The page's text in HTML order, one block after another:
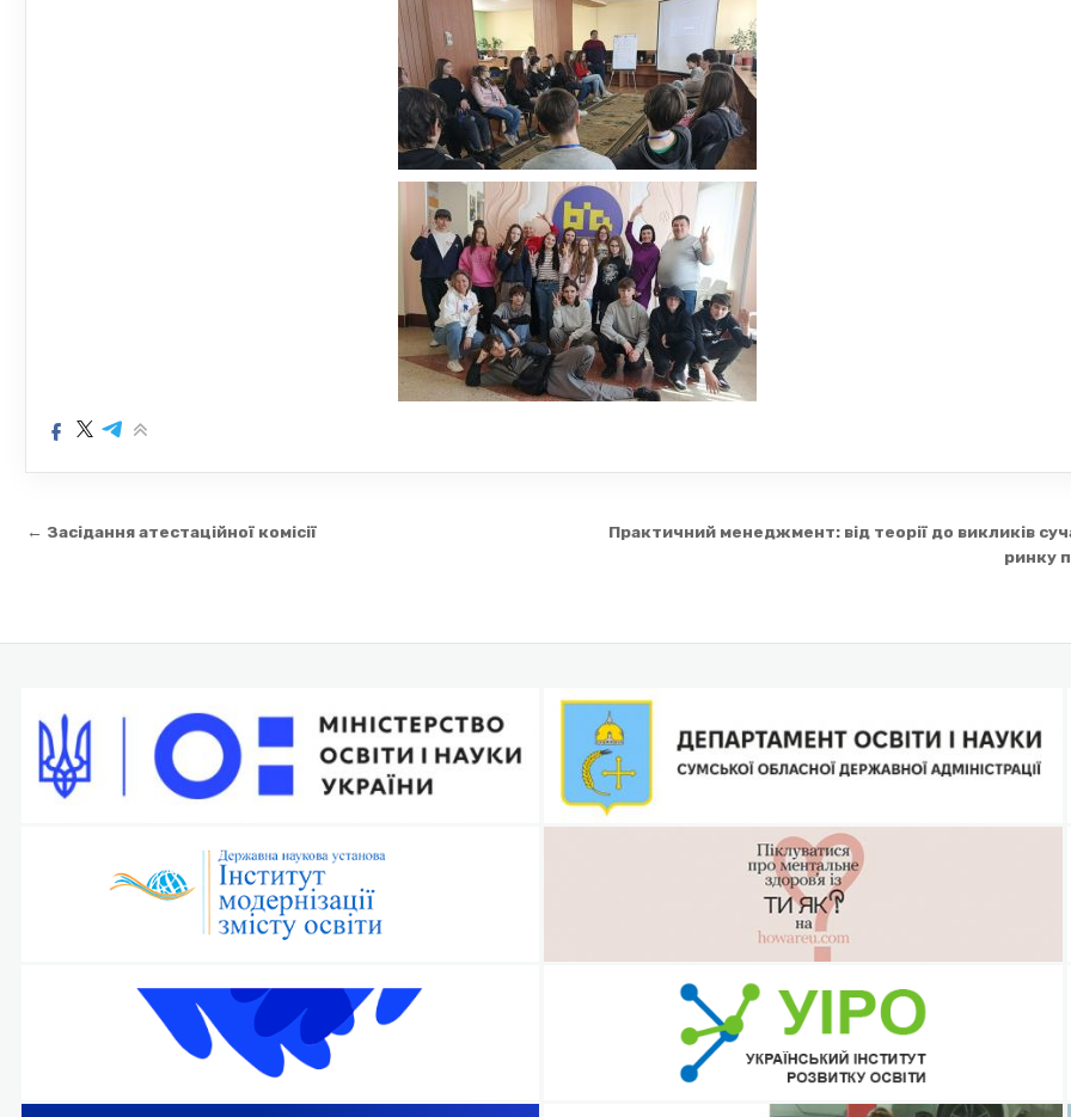
Навігація
Практичний менеджмент: від теорії до викликів
ринку
← Засідання атестаційної комісії